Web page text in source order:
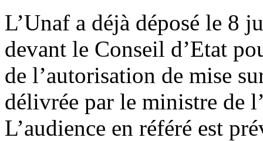
L’Unaf a déjà déposé le 8
devant le Conseil d’Etat
de l’autorisation de mise
délivrée par le ministre de
L’audience en référé est